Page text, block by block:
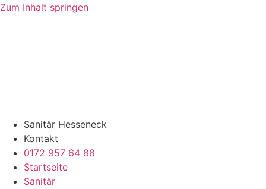
Zum Inhalt springen
Sanitär Hesseneck
Kontakt
0172 957 64 88
Startseite
Sanitär